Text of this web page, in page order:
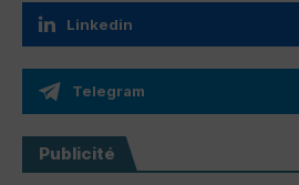
Linkedin
Telegram
Publicité